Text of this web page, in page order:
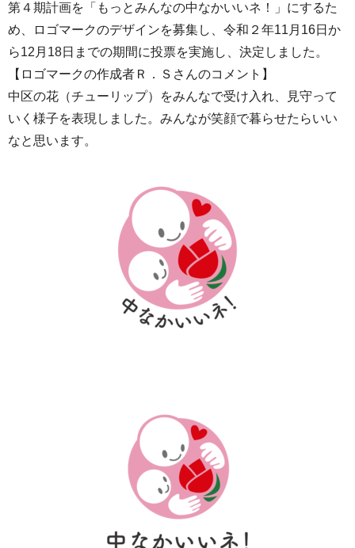
第４期計画を「もっとみんなの中なかいいネ！」にするた
め、ロゴマークのデザインを募集し、令和２年11月16日か
ら12月18日までの期間に投票を実施し、決定しました。
【ロゴマークの作成者Ｒ．Ｓさんのコメント】
中区の花（チューリップ）をみんなで受け入れ、見守って
いく様子を表現しました。みんなが笑顔で暮らせたらいい
なと思います。